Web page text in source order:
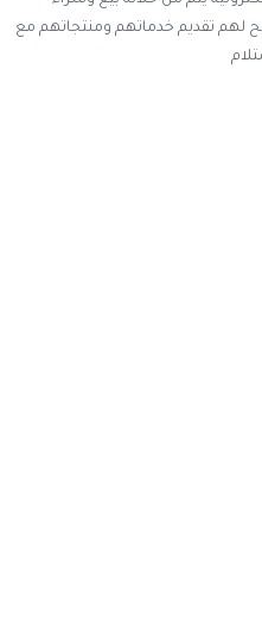
لهم تقديم خدماتهم ومنتجاتهم مع